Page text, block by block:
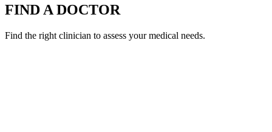
FIND A DOCTOR
Find the right clinician to assess your medical needs.